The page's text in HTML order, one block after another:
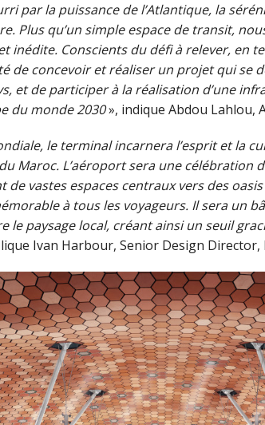
par la puissance de l’Atlantique, la
Plus qu’un simple espace de transit,
inédite. Conscients du défi à relever, en
de concevoir et réaliser un projet qui se
et de participer à la réalisation d’une
du monde 2030», indique Abdou Lahlou,
le terminal incarnera l’esprit et la
Maroc. L’aéroport sera une célébration
de vastes espaces centraux vers des
à tous les voyageurs. Il sera un
le paysage local, créant ainsi un seuil
Ivan Harbour, Senior Design Director,